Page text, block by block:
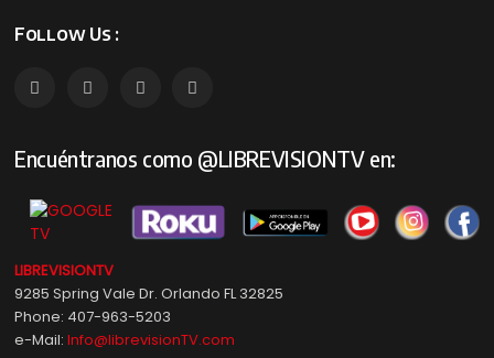
Follow Us :
Encuéntranos como @LIBREVISIONTV en:
LIBREVISIONTV
9285 Spring Vale Dr. Orlando FL 32825
Phone: 407-963-5203
e-Mail: Info@librevisionTV.com